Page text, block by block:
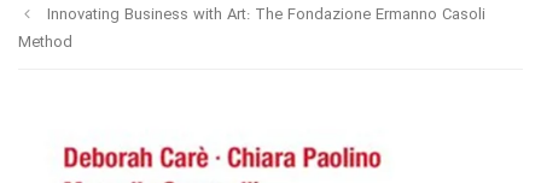
Innovating Business with Art: The Fondazione Ermanno Casoli
Method